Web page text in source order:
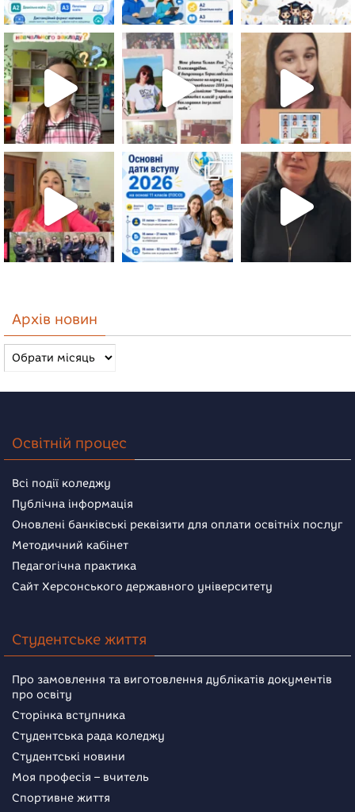
Архів новин
Архів
новин
Освітній процес
Всі події коледжу
Публічна інформація
Оновлені банківські реквізити для оплати освітніх послуг
Методичний кабінет
Педагогічна практика
Сайт Херсонського державного університету
Студентське життя
Про замовлення та виготовлення дублікатів документів
про освіту
Сторінка вступника
Студентська рада коледжу
Студентські новини
Моя професія – вчитель
Спортивне життя